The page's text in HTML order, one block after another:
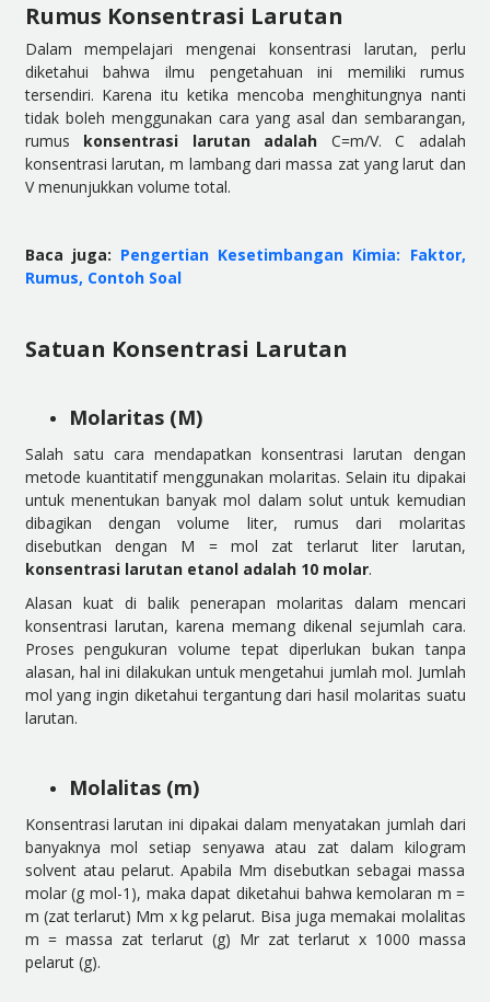
Rumus Konsentrasi Larutan
Dalam mempelajari mengenai konsentrasi larutan, perlu
diketahui bahwa ilmu pengetahuan ini memiliki rumus
tersendiri. Karena itu ketika mencoba menghitungnya nanti
tidak boleh menggunakan cara yang asal dan sembarangan,
rumus konsentrasi larutan adalah
C=m/V. C adalah
konsentrasi larutan, m lambang dari massa zat yang larut dan
V menunjukkan volume total.
Baca juga: Pengertian Kesetimbangan Kimia: Faktor,
Rumus, Contoh Soal
Satuan Konsentrasi Larutan
Molaritas (M)
Salah satu cara mendapatkan konsentrasi larutan dengan
metode kuantitatif menggunakan molaritas. Selain itu dipakai
untuk menentukan banyak mol dalam solut untuk kemudian
dibagikan dengan volume liter, rumus dari molaritas
disebutkan dengan M = mol zat terlarut liter larutan,
konsentrasi larutan etanol adalah 10 molar.
Alasan kuat di balik penerapan molaritas dalam mencari
konsentrasi larutan, karena memang dikenal sejumlah cara.
Proses pengukuran volume tepat diperlukan bukan tanpa
alasan, hal ini dilakukan untuk mengetahui jumlah mol. Jumlah
mol yang ingin diketahui tergantung dari hasil molaritas suatu
larutan.
Molalitas (m)
Konsentrasi larutan ini dipakai dalam menyatakan jumlah dari
banyaknya mol setiap senyawa atau zat dalam kilogram
solvent atau pelarut. Apabila Mm disebutkan sebagai massa
molar (g mol-1), maka dapat diketahui bahwa kemolaran m =
m (zat terlarut) Mm x kg pelarut. Bisa juga memakai molalitas
m = massa zat terlarut (g) Mr zat terlarut x 1000 massa
pelarut (g).